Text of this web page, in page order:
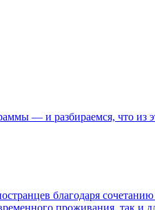
— и разбираемся, что
благодаря